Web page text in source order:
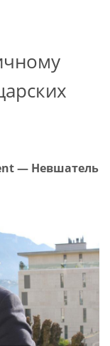
— Невшатель